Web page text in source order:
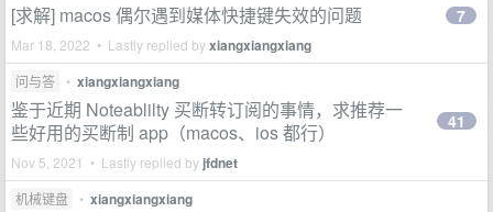
[求解] macos 偶尔遇到媒体快捷键失效的问题
Mar 18, 2022 • Lastly replied byxiangxiangxiang
7
问与答 • xiangxiangxiang
鉴于近期 Noteablilty 买断转订阅的事情，求推荐一
些好用的买断制 app（macos、ios 都行）
Nov 5, 2021 • Lastly replied by jfdnet
41
机械键盘 • xiangxiangxiang